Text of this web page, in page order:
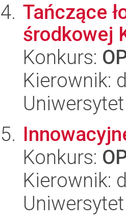
Tańczące
środkowej
Konkurs:
Kierownik:
Konkurs:
Kierownik: